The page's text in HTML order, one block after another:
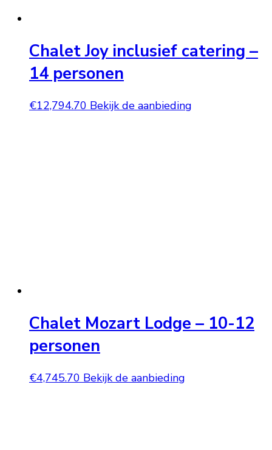
Chalet Joy inclusief catering –
14 personen
€12,794.70 Bekijk de aanbieding
Chalet Mozart Lodge – 10-12
personen
€4,745.70 Bekijk de aanbieding